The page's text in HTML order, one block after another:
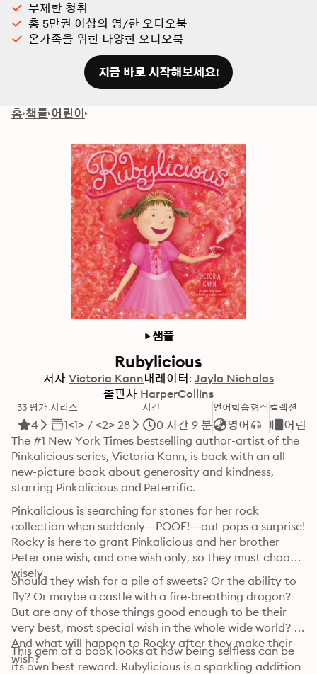
무제한 청취
총 5만권 이상의 영/한 오디오북
온가족을 위한 다양한 오디오북
지금 바로 시작해보세요!
홈 책들 어린이
샘플
Rubylicious
저자 Victoria Kann내레이터: Jayla Nicholas
출판사 HarperCollins
33 평가
4
시리즈
1<1> / <2> 28
시간
0 시간 9 분
언어학습
영어
형식 컬렉션
어린
The #1 New York Times bestselling author-artist of the
Pinkalicious series, Victoria Kann, is back with an all
new-picture book about generosity and kindness,
starring Pinkalicious and Peterrific.
Pinkalicious is searching for stones for her rock
collection when suddenly—POOF!—out pops a surprise!
Rocky is here to grant Pinkalicious and her brother
Peter one wish, and one wish only, so they must choose
wisely.
Should they wish for a pile of sweets? Or the ability to
fly? Or maybe a castle with a fire-breathing dragon?
But are any of those things good enough to be their
very best, most special wish in the whole wide world?
And what will happen to Rocky after they make their
wish?
This gem of a book looks at how being selfless can be
its own best reward. Rubylicious is a sparkling addition